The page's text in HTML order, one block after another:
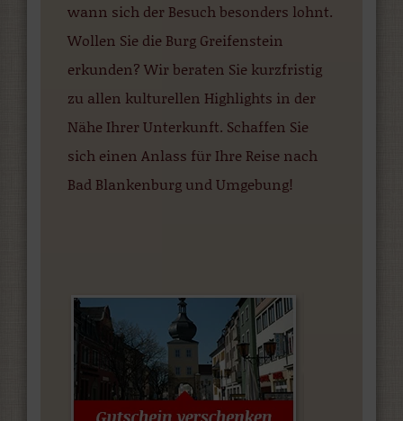
wann sich der Besuch besonders lohnt.
Wollen Sie die Burg Greifenstein
erkunden? Wir beraten Sie kurzfristig
zu allen kulturellen Highlights in der
Nähe Ihrer Unterkunft. Schaffen Sie
sich einen Anlass für Ihre Reise nach
Bad Blankenburg und Umgebung!